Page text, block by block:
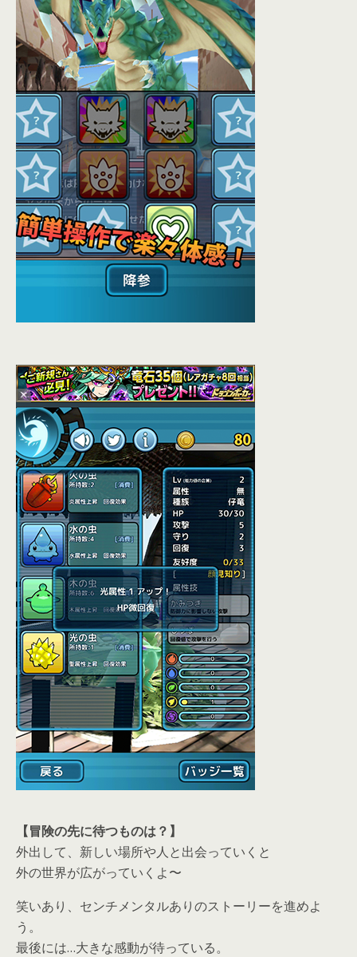
【冒険の先に待つものは？】
外出して、新しい場所や人と出会っていくと
外の世界が広がっていくよ〜
笑いあり、センチメンタルありのストーリーを進めよ
う。
最後には…大きな感動が待っている。